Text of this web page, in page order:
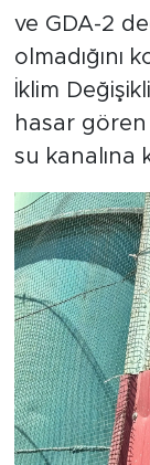
ve GDA-2
olmadığını
İklim
hasar
su kanalına